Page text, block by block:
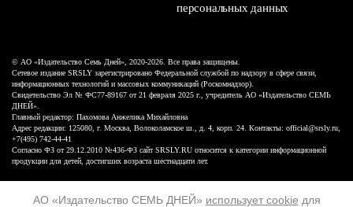
АО «Издательство СЕМЬ ДНЕЙ» использует cookie для
персональных данных
© АО «Издательство Семь Дней», 2020-2026. Все права защищены.
Сетевое издание SRSLY зарегистрировано Федеральной службой по надзору в сфере связи,
информационных технологий и массовых коммуникаций (Роскомнадзор).
Свидетельство Эл № ФС77-89167 от 21 февраля 2025 г., учредитель АО «Издательство СЕМЬ
ДНЕЙ».
Главный редактор: Пахомова Анжелика Михайловна
Адрес редакции: 125080, г. Москва, Волоколамское ш., д. 4, корп. 24. Контакты: official@srsly.ru,
+7(495) 742-44-41
Согласно ФЗ от 29.12.2010 №436-ФЗ сайт SRSLY.RU относится к категории информационной
продукции для детей, достигших возраста шестнадцати лет.